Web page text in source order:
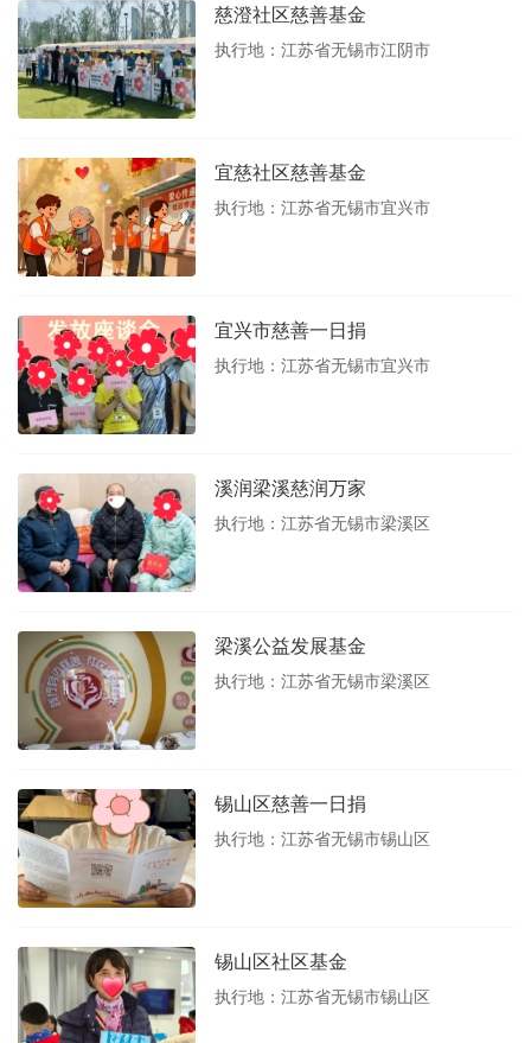
慈澄社区慈善基金
执行地：江苏省无锡市江阴市
宜慈社区慈善基金
执行地：江苏省无锡市宜兴市
宜兴市慈善一日捐
执行地：江苏省无锡市宜兴市
溪润梁溪慈润万家
执行地：江苏省无锡市梁溪区
梁溪公益发展基金
执行地：江苏省无锡市梁溪区
锡山区慈善一日捐
执行地：江苏省无锡市锡山区
锡山区社区基金
执行地：江苏省无锡市锡山区